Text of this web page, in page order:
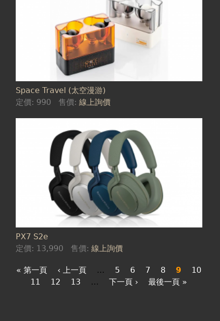
Space Travel (太空漫游)
定價: 990 售價:線上詢價
PX7 S2e
定價: 13,990 售價:線上詢價
« 第一頁 ‹ 上一頁 … 5 6 7 8 9
10
11
12 13 … 下一頁 › 最後一頁 »